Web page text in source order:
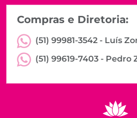
Compras e Diretoria:
(51) 99981-3542 - Luís
(51) 99619-7403 - Pedro